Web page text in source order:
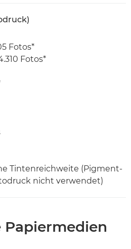
Fotos*
Fotos*
Tintenreichweite (Pigment-
nicht verwendet)